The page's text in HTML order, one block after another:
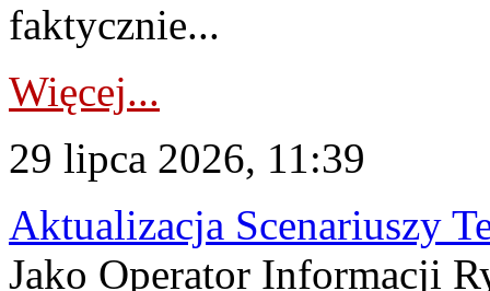
faktycznie...
Więcej...
29 lipca 2026, 11:39
Aktualizacja Scenariuszy
Jako Operator Informacji